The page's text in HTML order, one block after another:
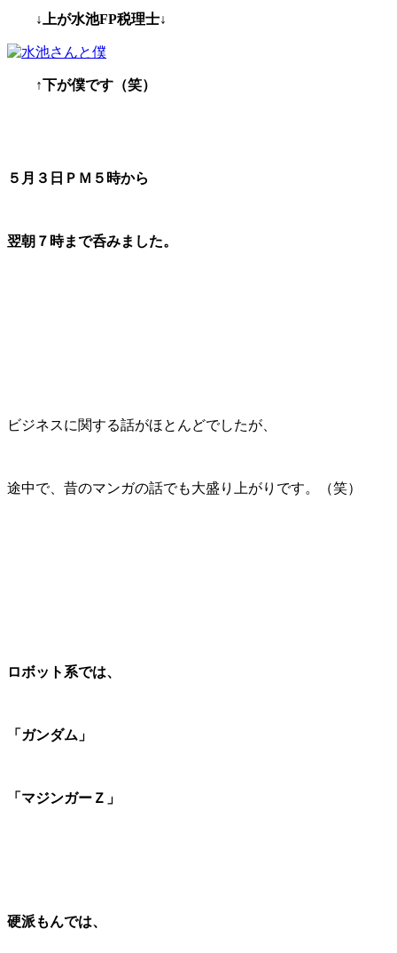
↓ 上が水池FP税理士↓
↑下が僕です（笑）
５月３日ＰＭ５時から
翌朝７時まで呑みました。
ビジネスに関する話がほとんどでしたが、
途中で、昔のマンガの話でも大盛り上がりです。（笑）
ロボット系では、
「ガンダム」
「マジンガーＺ」
硬派もんでは、